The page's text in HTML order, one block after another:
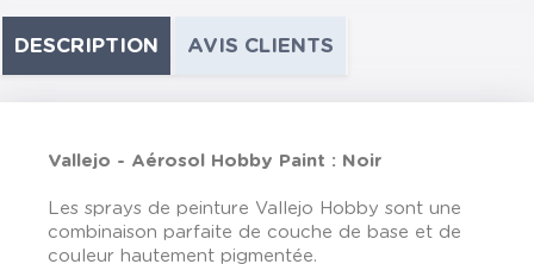
DESCRIPTION AVIS CLIENTS
Vallejo - Aérosol Hobby Paint : Noir
Les sprays de peinture Vallejo Hobby sont une
combinaison parfaite de couche de base et de
couleur hautement pigmentée.